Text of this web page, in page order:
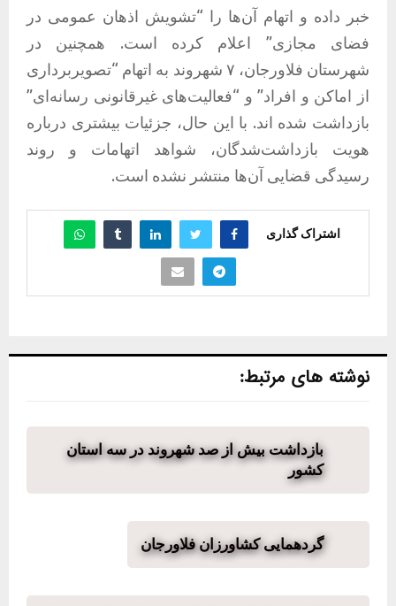
خبر داده و اتهام آن‌ها را “تشویش اذهان عمومی در
فضای مجازی” اعلام کرده است. همچنین در
شهرستان فلاورجان، ۷ شهروند به اتهام “تصویربرداری
از اماکن و افراد” و “فعالیت‌های غیرقانونی رسانه‌ای”
بازداشت شده اند. با این حال، جزئیات بیشتری درباره
هویت بازداشت‌شدگان، شواهد اتهامات و روند
رسیدگی قضایی آن‌ها منتشر نشده است.
اشتراک گذاری
نوشته های مرتبط:
بازداشت بیش از صد شهروند در سه استان
کشور
گردهمایی کشاورزان فلاورجان